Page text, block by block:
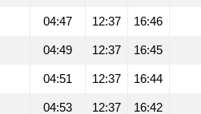
04:47 12:37 16:46
04:49 12:37 16:45
04:51 12:37 16:44
04:53 12:37 16:42